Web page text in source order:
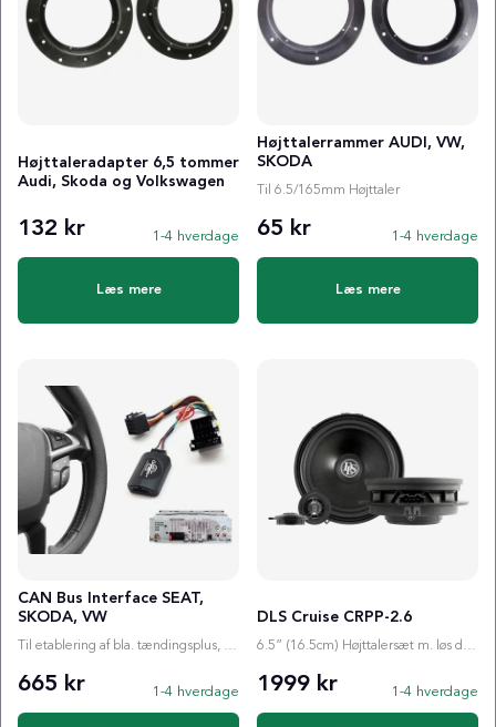
Højttaleradapter 6,5 tommer
Audi, Skoda og Volkswagen
132 kr 1-4 hverdage
Læs mere
Højttalerrammer AUDI, VW,
SKODA
Til 6.5/165mm Højttaler
65 kr 1-4 hverdage
Læs mere
CAN Bus Interface SEAT,
SKODA, VW
Til etablering af bla. tændingsplus, ratstyring etc.
665 kr 1-4 hverdage
DLS Cruise CRPP-2.6
6.5” (16.5cm) Højttalersæt m. løs diskant
1999 kr 1-4 hverdage